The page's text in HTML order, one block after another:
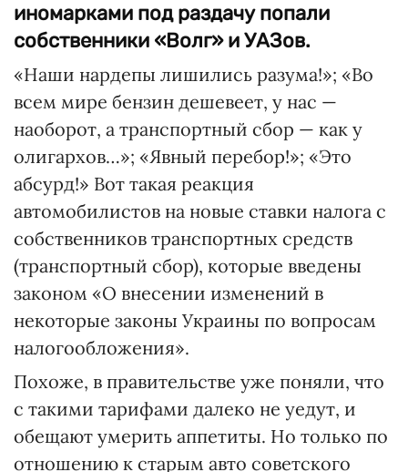
иномарками под раздачу попали
собственники «Волг» и УАЗов.
«Наши нардепы лишились разума!»; «Во
всем мире бензин дешевеет, у нас —
наоборот, а транспортный сбор — как у
олигархов…»; «Явный перебор!»; «Это
абсурд!» Вот такая реакция
автомобилистов на новые ставки налога с
собственников транспортных средств
(транспортный сбор), которые введены
законом «О внесении изменений в
некоторые законы Украины по вопросам
налогообложения».
Похоже, в правительстве уже поняли, что
с такими тарифами далеко не уедут, и
обещают умерить аппетиты. Но только по
отношению к старым авто советского